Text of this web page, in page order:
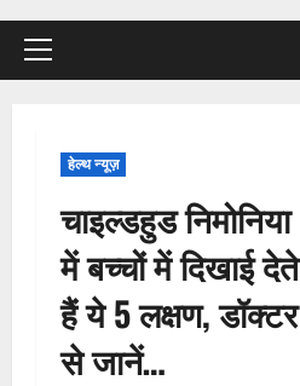
Primary
हेल्थ न्यूज़
चाइल्डहुड निमोनिया
में बच्चों में दिखाई देते
हैं ये 5 लक्षण, डॉक्टर
से जानें…